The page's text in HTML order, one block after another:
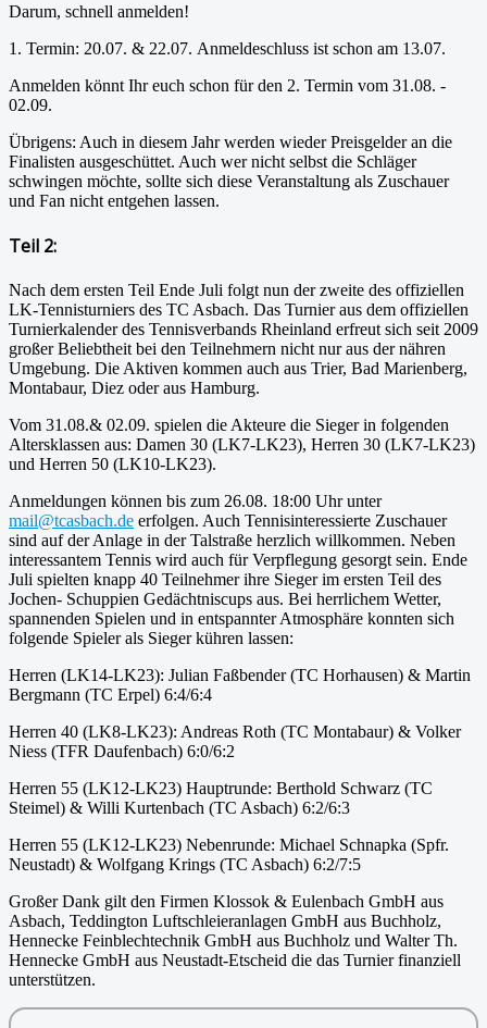
Darum, schnell anmelden!
1. Termin: 20.07. & 22.07. Anmeldeschluss ist schon am 13.07.
Anmelden könnt Ihr euch schon für den 2. Termin vom 31.08. -
02.09.
Übrigens: Auch in diesem Jahr werden wieder Preisgelder an die
Finalisten ausgeschüttet. Auch wer nicht selbst die Schläger
schwingen möchte, sollte sich diese Veranstaltung als Zuschauer
und Fan nicht entgehen lassen.
Teil 2:
Nach dem ersten Teil Ende Juli folgt nun der zweite des offiziellen
LK-Tennisturniers des TC Asbach. Das Turnier aus dem offiziellen
Turnierkalender des Tennisverbands Rheinland erfreut sich seit 2009
großer Beliebtheit bei den Teilnehmern nicht nur aus der nähren
Umgebung. Die Aktiven kommen auch aus Trier, Bad Marienberg,
Montabaur, Diez oder aus Hamburg.
Vom 31.08.& 02.09. spielen die Akteure die Sieger in folgenden
Altersklassen aus: Damen 30 (LK7-LK23), Herren 30 (LK7-LK23)
und Herren 50 (LK10-LK23).
Anmeldungen können bis zum 26.08. 18:00 Uhr unter
mail@tcasbach.de erfolgen. Auch Tennisinteressierte Zuschauer
sind auf der Anlage in der Talstraße herzlich willkommen. Neben
interessantem Tennis wird auch für Verpflegung gesorgt sein. Ende
Juli spielten knapp 40 Teilnehmer ihre Sieger im ersten Teil des
Jochen- Schuppien Gedächtniscups aus. Bei herrlichem Wetter,
spannenden Spielen und in entspannter Atmosphäre konnten sich
folgende Spieler als Sieger kühren lassen:
Herren (LK14-LK23): Julian Faßbender (TC Horhausen) & Martin
Bergmann (TC Erpel) 6:4/6:4
Herren 40 (LK8-LK23): Andreas Roth (TC Montabaur) & Volker
Niess (TFR Daufenbach) 6:0/6:2
Herren 55 (LK12-LK23) Hauptrunde: Berthold Schwarz (TC
Steimel) & Willi Kurtenbach (TC Asbach) 6:2/6:3
Herren 55 (LK12-LK23) Nebenrunde: Michael Schnapka (Spfr.
Neustadt) & Wolfgang Krings (TC Asbach) 6:2/7:5
Großer Dank gilt den Firmen Klossok & Eulenbach GmbH aus
Asbach, Teddington Luftschleieranlagen GmbH aus Buchholz,
Hennecke Feinblechtechnik GmbH aus Buchholz und Walter Th.
Hennecke GmbH aus Neustadt-Etscheid die das Turnier finanziell
unterstützen.